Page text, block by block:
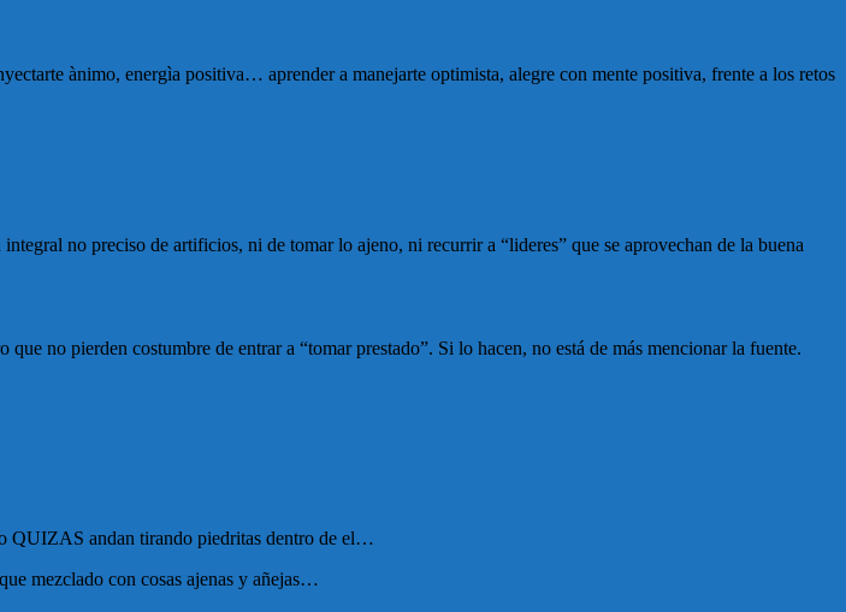
ànimo, energìa positiva… aprender a manejarte optimista, alegre con mente positiva, frente a los retos
no preciso de artificios, ni de tomar lo ajeno, ni recurrir a “lideres” que se aprovechan de la buena
no pierden costumbre de entrar a “tomar prestado”. Si lo hacen, no está de más mencionar la fuente.
QUIZAS andan tirando piedritas dentro de el…
mezclado con cosas ajenas y añejas…